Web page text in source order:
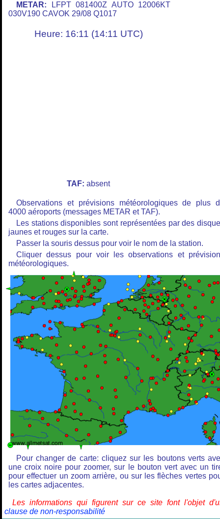
METAR: LFPT 081400Z AUTO 12006KT
030V190 CAVOK 29/08 Q1017
Heure: 16:11 (14:11 UTC)
TAF: absent
Observations et prévisions météorologiques de plus
4000 aéroports (messages METAR et TAF).
Les stations disponibles sont représentées par des
jaunes et rouges sur la carte.
Passer la souris dessus pour voir le nom de la station.
Cliquer dessus pour voir les observations et
météorologiques.
Pour changer de carte: cliquez sur les boutons verts
une croix noire pour zoomer, sur le bouton vert avec un
pour effectuer un zoom arrière, ou sur les flèches vertes
les cartes adjacentes.
Les informations qui figurent sur ce site font l'objet
clause de non-responsabilité